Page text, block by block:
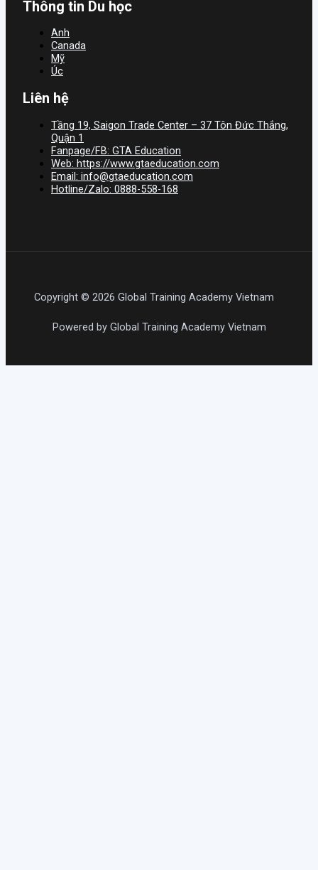
Thông tin Du học
Anh
Canada
Mỹ
Úc
Liên hệ
Tầng 19, Saigon Trade Center – 37 Tôn Đức Thắng,
Quận 1
Fanpage/FB: GTA Education
Web: https://www.gtaeducation.com
Email: info@gtaeducation.com
Hotline/Zalo: 0888-558-168
Copyright © 2026 Global Training Academy Vietnam
Powered by Global Training Academy Vietnam